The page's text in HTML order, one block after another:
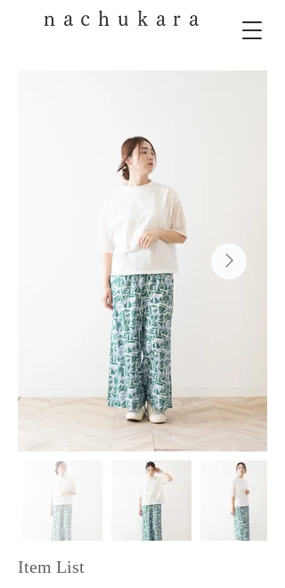
nachukara
Item List